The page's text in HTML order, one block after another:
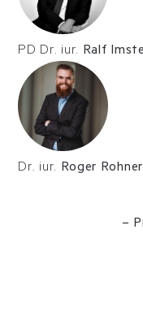
PD Dr. iur. Ralf
Dr. iur. Roger Rohner
–